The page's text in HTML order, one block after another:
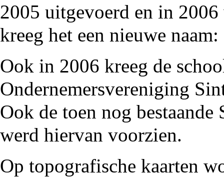
2005 uitgevoerd en in 2006
kreeg het een nieuwe
Ook in 2006 kreeg de
Ondernemersvereniging
Ook de toen nog
werd hiervan voorzien.
Op topografische kaarten